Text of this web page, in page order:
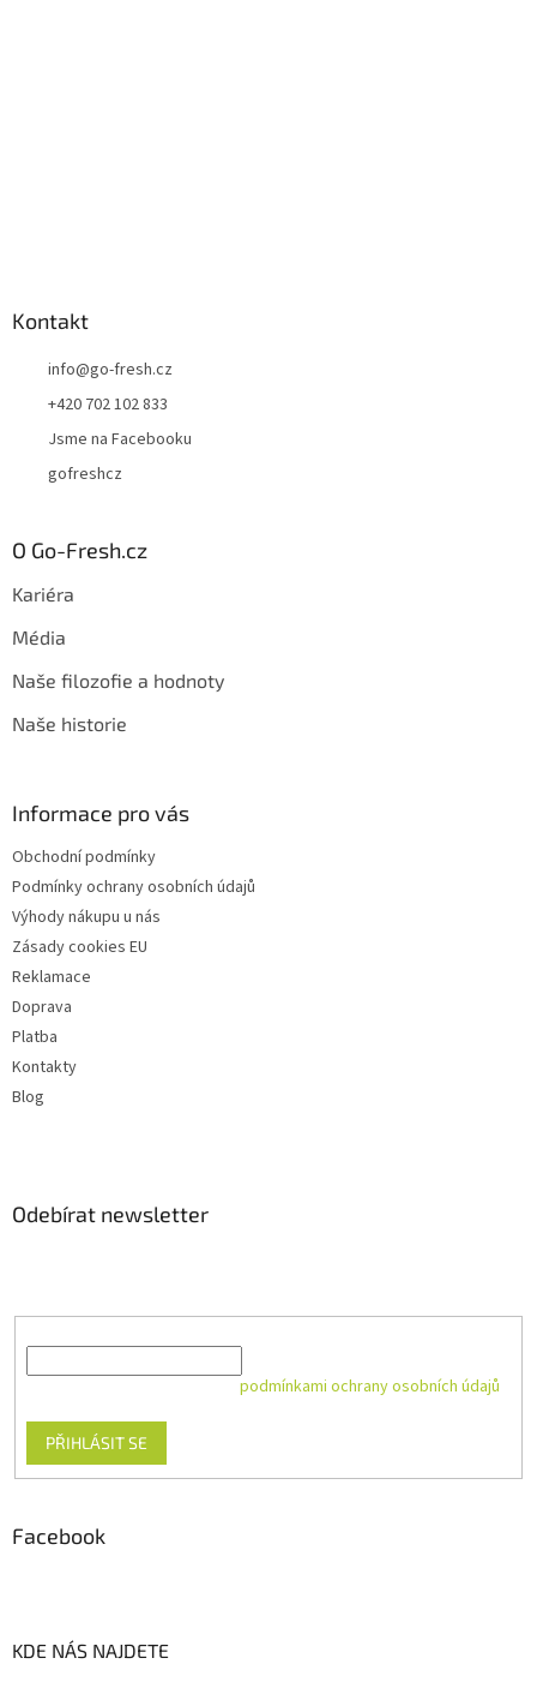
Kontakt
info@go-fresh.cz
+420 702 102 833
Jsme na Facebooku
gofreshcz
O Go-Fresh.cz
Kariéra
Média
Naše filozofie a hodnoty
Naše historie
Informace pro vás
Obchodní podmínky
Podmínky ochrany osobních údajů
Výhody nákupu u nás
Zásady cookies EU
Reklamace
Doprava
Platba
Kontakty
Blog
Odebírat newsletter
podmínkami ochrany osobních údajů
PŘIHLÁSIT SE
Facebook
KDE NÁS NAJDETE